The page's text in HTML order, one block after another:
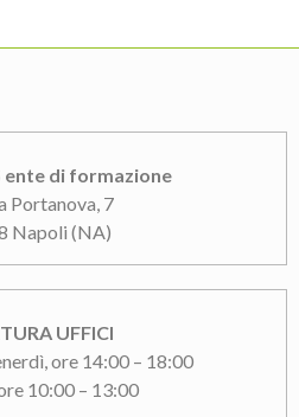
ente di formazione
Portanova, 7
Napoli (NA)
UFFICI
ore 14:00 – 18:00
10:00 – 13:00